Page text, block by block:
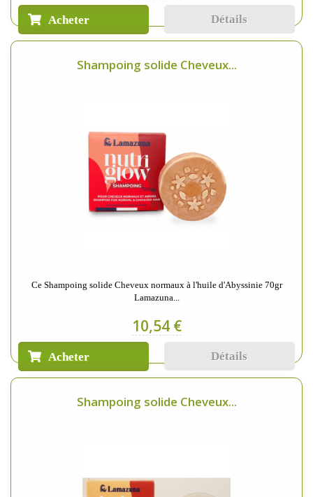
Acheter Détails
Shampoing solide Cheveux...
Ce Shampoing solide Cheveux normaux à l'huile d'Abyssinie 70gr
Lamazuna...
10,54 €
Acheter Détails
Shampoing solide Cheveux...